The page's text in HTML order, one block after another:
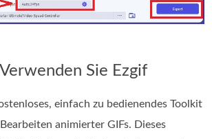
Sie Ezgif
einfach zu bedienendes Toolkit
animierter GIFs. Dieses